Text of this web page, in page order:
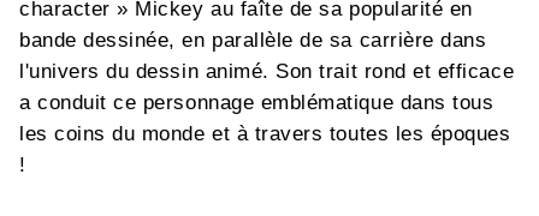
character » Mickey au faîte de sa popularité en
bande dessinée, en parallèle de sa carrière dans
l'univers du dessin animé. Son trait rond et efficace
a conduit ce personnage emblématique dans tous
les coins du monde et à travers toutes les époques
!